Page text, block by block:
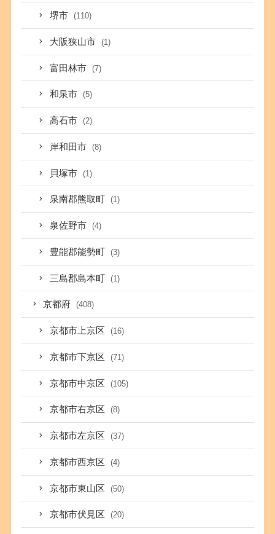
堺市 (110)
大阪狭山市 (1)
富田林市 (7)
和泉市 (5)
高石市 (2)
岸和田市 (8)
貝塚市 (1)
泉南郡熊取町 (1)
泉佐野市 (4)
豊能郡能勢町 (3)
三島郡島本町 (1)
京都府 (408)
京都市上京区 (16)
京都市下京区 (71)
京都市中京区 (105)
京都市右京区 (8)
京都市左京区 (37)
京都市西京区 (4)
京都市東山区 (50)
京都市伏見区 (20)